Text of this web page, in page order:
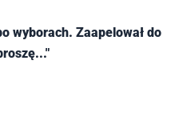
wyborach. Zaapelował do